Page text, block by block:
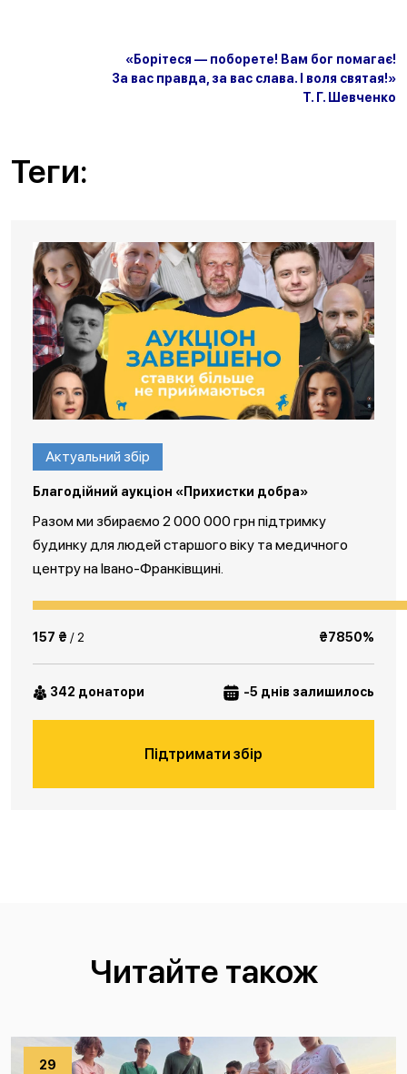
«Борітеся — поборете! Вам бог помагає!
За вас правда, за вас слава. І воля святая!»
Т. Г. Шевченко
Теги:
Актуальний збір
Благодійний аукціон «Прихистки добра»
Разом ми збираємо 2 000 000 грн підтримку
будинку для людей старшого віку та медичного
центру на Івано-Франківщині.
157 ₴ / 2 ₴7850%
342 донатори -5 днів залишилось
Підтримати збір
Читайте також
29